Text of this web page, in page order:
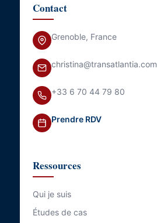
Contact
Grenoble, France
christina@transatlantia.com
+33 6 70 44 79 80
Prendre RDV
Ressources
Qui je suis
Études de cas